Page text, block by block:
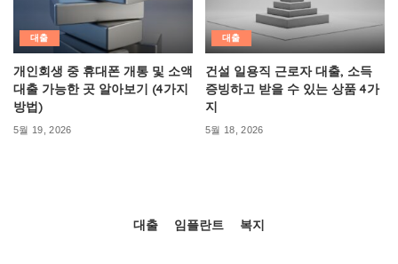
대출
개인회생 중 휴대폰 개통 및 소액
대출 가능한 곳 알아보기 (4가지
방법)
5월 19, 2026
대출
건설 일용직 근로자 대출, 소득
증빙하고 받을 수 있는 상품 4가
지
5월 18, 2026
대출 임플란트 복지